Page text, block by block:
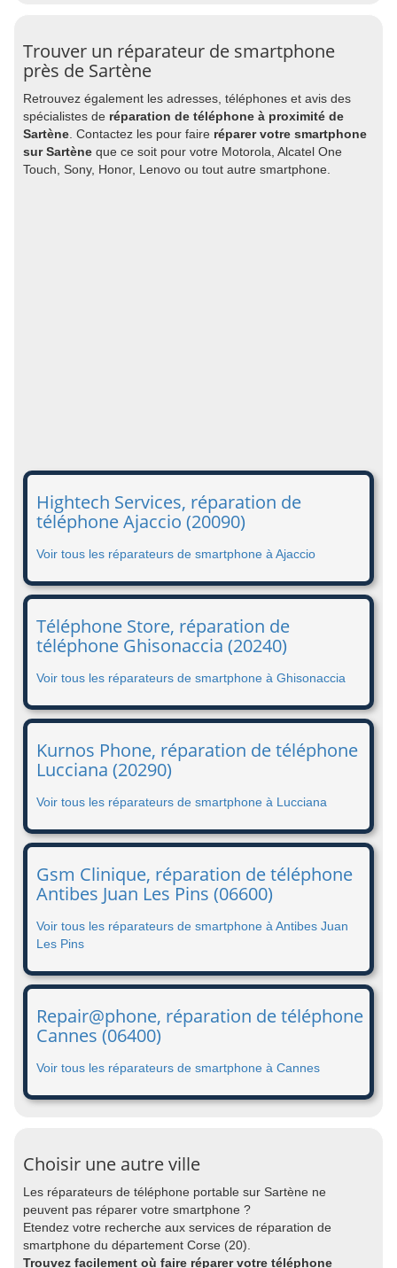
Trouver un réparateur de smartphone
près de Sartène
Retrouvez également les adresses, téléphones et avis des
spécialistes de réparation de téléphone à proximité de
Sartène . Contactez les pour faire réparer votre smartphone
sur Sartène que ce soit pour votre Motorola, Alcatel One
Touch, Sony, Honor, Lenovo ou tout autre smartphone.
Hightech Services, réparation de
téléphone Ajaccio (20090)
Voir tous les réparateurs de smartphone à Ajaccio
Téléphone Store, réparation de
téléphone Ghisonaccia (20240)
Voir tous les réparateurs de smartphone à Ghisonaccia
Kurnos Phone, réparation de téléphone
Lucciana (20290)
Voir tous les réparateurs de smartphone à Lucciana
Gsm Clinique, réparation de téléphone
Antibes Juan Les Pins (06600)
Voir tous les réparateurs de smartphone à Antibes Juan
Les Pins
Repair@phone, réparation de téléphone
Cannes (06400)
Voir tous les réparateurs de smartphone à Cannes
Choisir une autre ville
Les réparateurs de téléphone portable sur Sartène ne
peuvent pas réparer votre smartphone ?
Etendez votre recherche aux services de réparation de
smartphone du département Corse (20).
Trouvez facilement où faire réparer votre téléphone